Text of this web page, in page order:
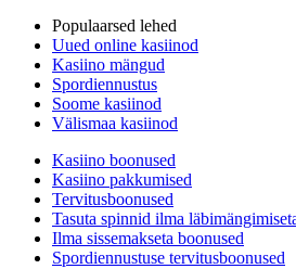
Populaarsed lehed
Uued online kasiinod
Kasiino mängud
Spordiennustus
Soome kasiinod
Välismaa kasiinod
Kasiino boonused
Kasiino pakkumised
Tervitusboonused
Tasuta spinnid ilma
Ilma sissemakseta boonused
Spordiennustuse tervitusboonused